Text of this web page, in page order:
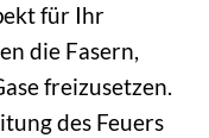
für Ihr
die Fasern,
freizusetzen.
des Feuers